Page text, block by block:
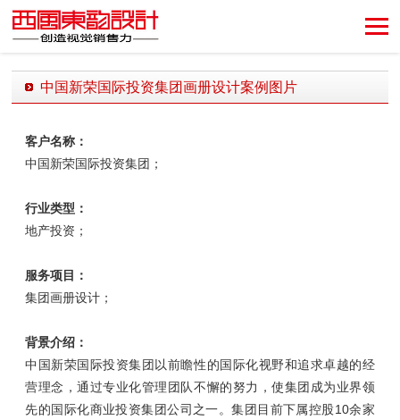
创造视觉销售力！
中国新荣国际投资集团画册设计案例图片
客户名称：
中国新荣国际投资集团；
行业类型：
地产投资；
服务项目：
集团画册设计；
背景介绍：
中国新荣国际投资集团以前瞻性的国际化视野和追求卓越的经
营理念，通过专业化管理团队不懈的努力，使集团成为业界领
先的国际化商业投资集团公司之一。集团目前下属控股10余家